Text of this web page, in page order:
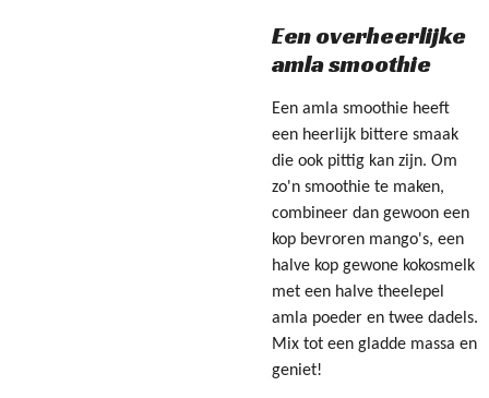
Een overheerlijke
amla smoothie
Een amla smoothie heeft
een heerlijk bittere smaak
die ook pittig kan zijn. Om
zo'n smoothie te maken,
combineer dan gewoon een
kop bevroren mango's, een
halve kop gewone kokosmelk
met een halve theelepel
amla poeder en twee dadels.
Mix tot een gladde massa en
geniet!